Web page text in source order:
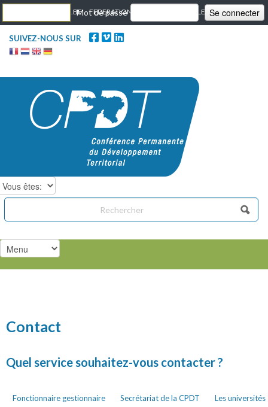
Skip to content
PORTAIL WALLONIE.BE FEDERATION WALLONIE BRUXELLES
Mot de passe
SUIVEZ-NOUS SUR
Formulaire de recherche
Chercher dans ce site
Contact
Quel service souhaitez-vous contacter ?
Fonctionnaire gestionnaire Secrétariat de la CPDT Les universités